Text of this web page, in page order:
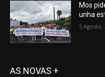
Mos
unha
5 Agosto,
AS NOVAS +